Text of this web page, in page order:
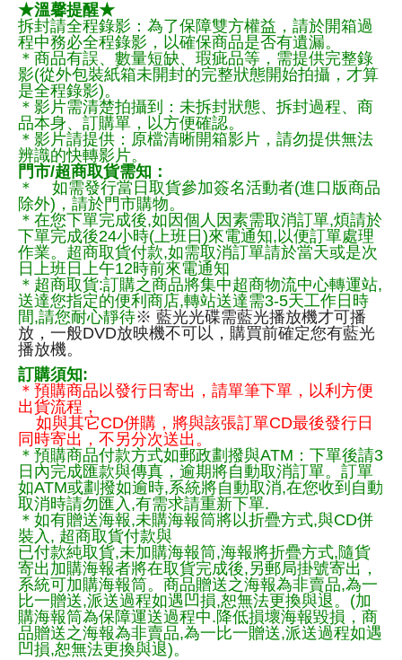
★溫馨提醒★
拆封請全程錄影：為了保障雙方權益，請於開箱過
程中務必全程錄影，以確保商品是否有遺漏。
＊商品有誤、數量短缺、瑕疵品等，需提供完整錄
影(從外包裝紙箱未開封的完整狀態開始拍攝，才算
是全程錄影)。
＊影片需清楚拍攝到：未拆封狀態、拆封過程、商
品本身、訂購單，以方便確認。
＊影片請提供：原檔清晰開箱影片，請勿提供無法
辨識的快轉影片。
門市/超商取貨需知：
＊ 如需發行當日取貨參加簽名活動者(進口版商品
除外)，請於門市購物。
＊在您下單完成後,如因個人因素需取消訂單,煩請於
下單完成後24小時(上班日)來電通知,以便訂單處理
作業。超商取貨付款,如需取消訂單請於當天或是次
日上班日上午12時前來電通知
＊超商取貨:訂購之商品將集中超商物流中心轉運站,
送達您指定的便利商店,轉站送達需3-5天工作日時
間,請您耐心靜待※ 藍光光碟需藍光播放機才可播
放，一般DVD放映機不可以，購買前確定您有藍光
播放機。
訂購須知:
＊預購商品以發行日寄出，請單筆下單，以利方便
出貨流程，
如與其它CD併購，將與該張訂單CD最後發行日
同時寄出，不另分次送出。
＊預購商品付款方式如郵政劃撥與ATM：下單後請3
日內完成匯款與傳真，逾期將自動取消訂單。訂單
如ATM或劃撥如逾時,系統將自動取消,在您收到自動
取消時請勿匯入,有需求請重新下單.
＊如有贈送海報,未購海報筒將以折疊方式,與CD併
裝入, 超商取貨付款與
已付款純取貨,未加購海報筒,海報將折疊方式,隨貨
寄出加購海報者將在取貨完成後,另郵局掛號寄出，
系統可加購海報筒。商品贈送之海報為非賣品,為一
比一贈送,派送過程如遇凹損,恕無法更換與退。(加
購海報筒為保障運送過程中.降低損壞海報毀損，商
品贈送之海報為非賣品,為一比一贈送,派送過程如遇
凹損,恕無法更換與退)。